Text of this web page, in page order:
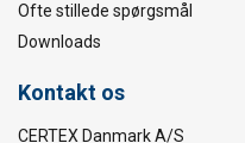
Ofte stillede spørgsmål
Downloads
Kontakt os
CERTEX Danmark A/S